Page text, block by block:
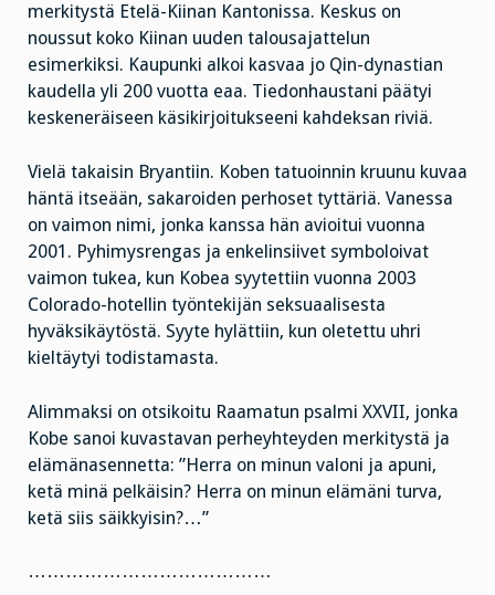
merkitystä Etelä-Kiinan Kantonissa. Keskus on
noussut koko Kiinan uuden talousajattelun
esimerkiksi. Kaupunki alkoi kasvaa jo Qin-dynastian
kaudella yli 200 vuotta eaa. Tiedonhaustani päätyi
keskeneräiseen käsikirjoitukseeni kahdeksan riviä.
Vielä takaisin Bryantiin. Koben tatuoinnin kruunu kuvaa
häntä itseään, sakaroiden perhoset tyttäriä. Vanessa
on vaimon nimi, jonka kanssa hän avioitui vuonna
2001. Pyhimysrengas ja enkelinsiivet symboloivat
vaimon tukea, kun Kobea syytettiin vuonna 2003
Colorado-hotellin työntekijän seksuaalisesta
hyväksikäytöstä. Syyte hylättiin, kun oletettu uhri
kieltäytyi todistamasta.
Alimmaksi on otsikoitu Raamatun psalmi XXVII, jonka
Kobe sanoi kuvastavan perheyhteyden merkitystä ja
elämänasennetta: ”Herra on minun valoni ja apuni,
ketä minä pelkäisin? Herra on minun elämäni turva,
ketä siis säikkyisin?…”
…………………………………